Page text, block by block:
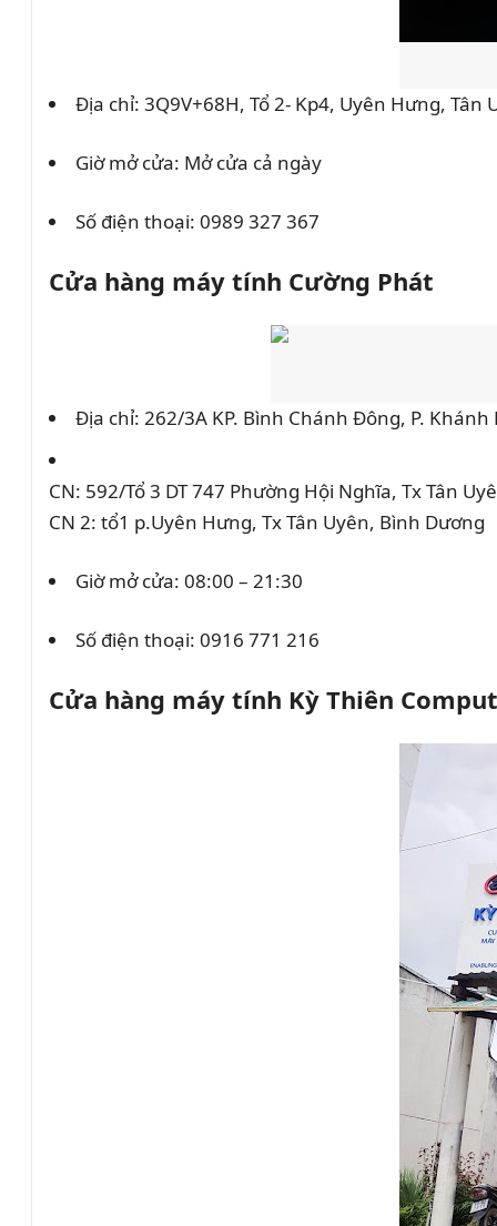
Địa chỉ: 3Q9V+68H, Tổ 2- Kp4, Uyên Hưng, Tân
Giờ mở cửa: Mở cửa cả ngày
Số điện thoại: 0989 327 367
Cửa hàng máy tính Cường Phát
Địa chỉ: 262/3A KP. Bình Chánh Đông, P.
CN: 592/Tổ 3 DT 747 Phường Hội Nghĩa, Tx Tân
CN 2: tổ1 p.Uyên Hưng, Tx Tân Uyên, Bình Dương
Giờ mở cửa: 08:00 – 21:30
Số điện thoại: 0916 771 216
Cửa hàng máy tính Kỳ Thiên